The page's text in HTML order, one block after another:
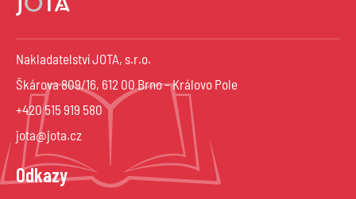
Nakladatelství JOTA, s.r.o.
Škárova 809/16, 612 00 Brno – Královo Pole
+420 515 919 580
jota@jota.cz
Odkazy